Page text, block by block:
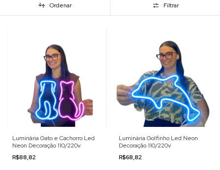
Ordenar Filtrar
Luminária Gato e Cachorro Led
Neon Decoração 110/220v
R$88,82
Luminária Golfinho Led Neon
Decoração 110/220v
R$68,82